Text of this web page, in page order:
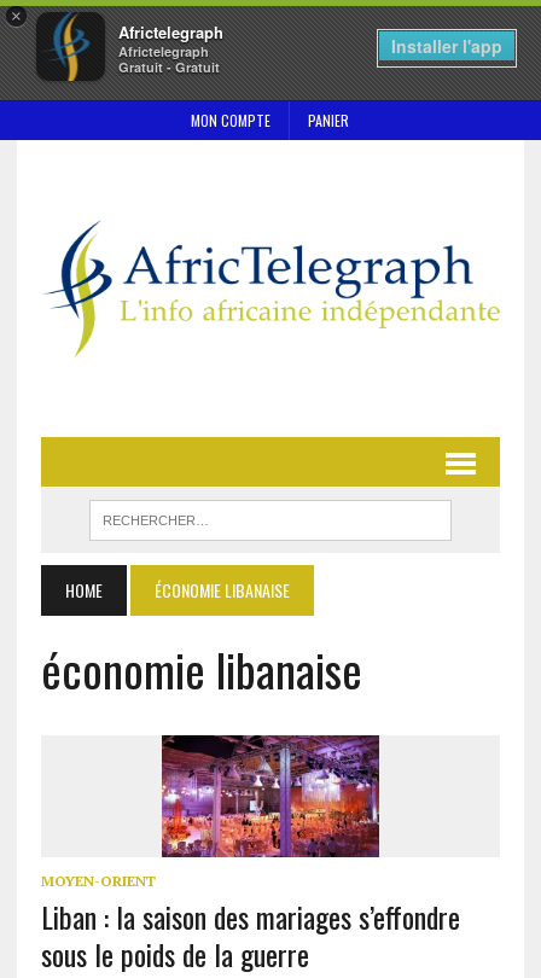
×
Africtelegraph
Africtelegraph
Gratuit - Gratuit
Installer l'app
MON COMPTE PANIER
HOME ÉCONOMIE LIBANAISE
économie libanaise
MOYEN-ORIENT
Liban : la saison des mariages s’effondre
sous le poids de la guerre